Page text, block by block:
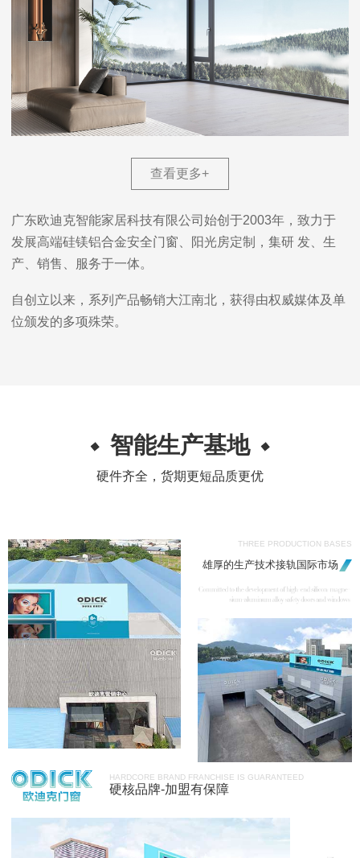
查看更多+
广东欧迪克智能家居科技有限公司始创于2003年，致力于
发展高端硅镁铝合金安全门窗、阳光房定制，集研 发、生
产、销售、服务于一体。
自创立以来，系列产品畅销大江南北，获得由权威媒体及单
位颁发的多项殊荣。
智能生产基地
硬件齐全，货期更短品质更优
THREE PRODUCTION BASES
雄厚的生产技术接轨国际市场
HARDCORE BRAND FRANCHISE IS GUARANTEED
硬核品牌-加盟有保障